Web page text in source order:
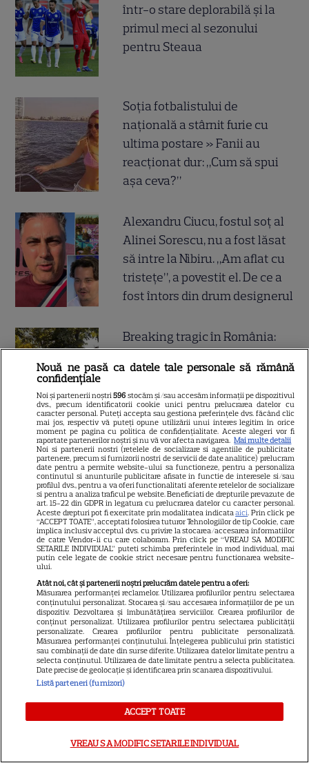
într-o stare deplorabilă și la
primul meci al sezonului
pentru Steaua
Soția fotbalistului de
națională a stârnit furie cu
ultima postare » Fanii au
reacționat dur: „Cum să spui
așa ceva?”
Alexandru Ciucu, fostul soț al
Alinei Sorescu, nu a fost lăsat
să intre la Nibiru. „Am aflat cu
tristețe”, a povestit el. De ce a
fost întors din drum designerul
Breaking tragic în România:
acum câteva minute echipa de
fotbal din București, accident
mortal! Câți morți și câți răniți
sunt până acum
SERIALE
Nouă ne pasă ca datele tale personale să rămână
confidențiale
Noi și partenerii noștri596 stocăm și/sau accesăm informații pe dispozitivul
dvs., precum identificatorii cookie unici pentru prelucrarea datelor cu
caracter personal. Puteți accepta sau gestiona preferințele dvs. făcând clic
mai jos, respectiv vă puteți opune utilizării unui interes legitim în orice
moment pe pagina cu politica de confidențialitate. Aceste alegeri vor fi
raportate partenerilor noștri și nu vă vor afecta navigarea. Mai multe detalii
Noi si partenerii nostri (retelele de socializare si agentiile de publicitate
partenere, precum si furnizorii nostri de servicii de date analitice) prelucram
date pentru a permite website-ului sa functioneze, pentru a personaliza
continutul si anunturile publicitare afisate in functie de interesele si/sau
profilul dvs., pentru a va oferi functionalitati aferente retelelor de socializare
si pentru a analiza traficul pe website. Beneficiati de drepturile prevazute de
art. 15-22 din GDPR in legatura cu prelucrarea datelor cu caracter personal.
Aceste drepturi pot fi exercitate prin modalitatea indicataaici. Prin click pe
“ACCEPT TOATE”, acceptati folosirea tuturor Tehnologiilor de tip Cookie, care
implica inclusiv acceptul dvs. cu privire la stocarea/accesarea informatiilor
de catre Vendor-ii cu care colaboram. Prin click pe “VREAU SA MODIFIC
SETARILE INDIVIDUAL” puteti schimba preferintele in mod individual, mai
putin cele legate de cookie strict necesare pentru functionarea website-
ului.
Atât noi, cât și partenerii noștri prelucrăm datele pentru a oferi:
Măsurarea performanței reclamelor. Utilizarea profilurilor pentru selectarea
conținutului personalizat. Stocarea și/sau accesarea informațiilor de pe un
dispozitiv. Dezvoltarea și îmbunătățirea serviciilor. Crearea profilurilor de
conținut personalizat. Utilizarea profilurilor pentru selectarea publicității
personalizate. Crearea profilurilor pentru publicitate personalizată.
Măsurarea performanței conținutului. Înțelegerea publicului prin statistici
sau combinații de date din surse diferite. Utilizarea datelor limitate pentru a
selecta conținutul. Utilizarea de date limitate pentru a selecta publicitatea.
Date precise de geolocație și identificarea prin scanarea dispozitivului.
Listă parteneri (furnizori)
ACCEPT TOATE
VREAU SA MODIFIC SETARILE INDIVIDUAL